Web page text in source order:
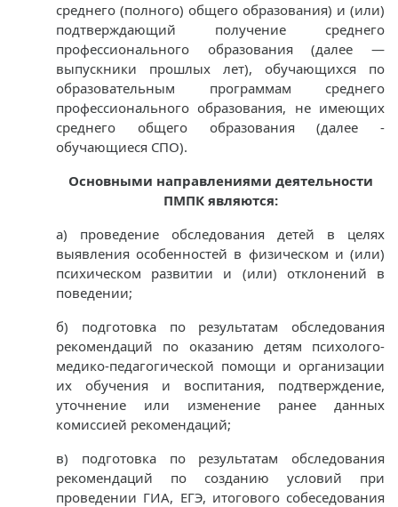
среднего (полного) общего образования) и (или)
подтверждающий получение среднего
профессионального образования (далее —
выпускники прошлых лет), обучающихся по
образовательным программам среднего
профессионального образования, не имеющих
среднего общего образования (далее -
обучающиеся СПО).
Основными направлениями деятельности
ПМПК являются:
а) проведение обследования детей в целях
выявления особенностей в физическом и (или)
психическом развитии и (или) отклонений в
поведении;
б) подготовка по результатам обследования
рекомендаций по оказанию детям психолого-
медико-педагогической помощи и организации
их обучения и воспитания, подтверждение,
уточнение или изменение ранее данных
комиссией рекомендаций;
в) подготовка по результатам обследования
рекомендаций по созданию условий при
проведении ГИА, ЕГЭ, итогового собеседования